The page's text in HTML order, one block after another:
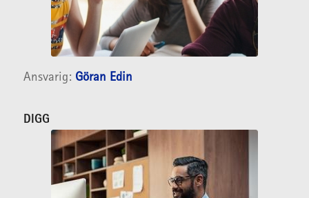
Ansvarig: Göran Edin
DIGG